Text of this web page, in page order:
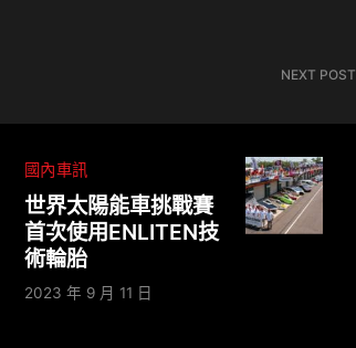
NEXT POST
國內車訊
世界太陽能車挑戰賽
首次使用ENLITEN技
術輪胎
2023 年 9 月 11 日